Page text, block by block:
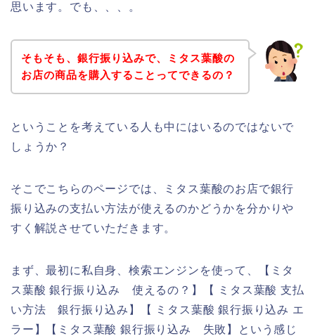
思います。でも、、、。
そもそも、銀行振り込みで、ミタス葉酸の
お店の商品を購入することってできるの？
ということを考えている人も中にはいるのではないで
しょうか？
そこでこちらのページでは、ミタス葉酸のお店で銀行
振り込みの支払い方法が使えるのかどうかを分かりや
すく解説させていただきます。
まず、最初に私自身、検索エンジンを使って、【ミタ
ス葉酸 銀行振り込み 使えるの？】【 ミタス葉酸 支払
い方法 銀行振り込み】【 ミタス葉酸 銀行振り込み エ
ラー】【ミタス葉酸 銀行振り込み 失敗】という感じ